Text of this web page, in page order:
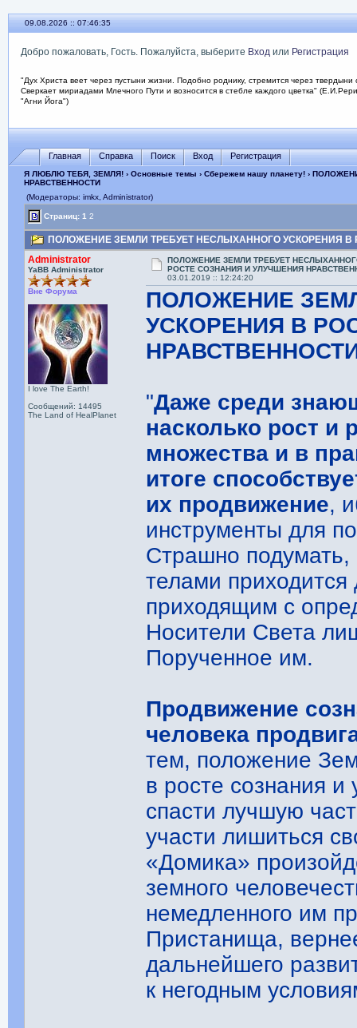
09.08.2026 :: 07:46:36
Добро пожаловать, Гость. Пожалуйста, выберите Входили Регистрация
"Дух Христа веет через пустыни жизни. Подобно роднику, стремится через твердыни
Сверкает мириадами Млечного Пути и возносится в стебле каждого цветка"
"Агни Йога")
Главная Справка Поиск Вход Регистрация
Я ЛЮБЛЮ ТЕБЯ, ЗЕМЛЯ!› Основные темы › Сбережем нашу планету!›
НРАВСТВЕННОСТИ
(Модераторы: imkx, Administrator)
Страниц:1 2
ПОЛОЖЕНИЕ ЗЕМЛИ ТРЕБУЕТ НЕСЛЫХАННОГО УСКОРЕНИЯ В
Administrator
YaBB Administrator
Вне Форума
I love The Earth!
Сообщений: 14495
The Land of HealPlanet
ПОЛОЖЕНИЕ ЗЕМЛИ ТРЕБУЕТ
РОСТЕ СОЗНАНИЯ И УЛУЧШЕНИЯ
03.01.2019 :: 12:24:20
ПОЛОЖЕНИЕ
УСКОРЕНИЯ В
"Даже среди
насколько рост и
множества и в
итоге
их продвижение,
инструменты для
Страшно
телами
приходящим с
Носители Света
Порученное им.
Продвижение
человека
тем, положение
в росте сознания
спасти лучшую
участи лишиться
«Домика»
земного
немедленного им
Пристанища,
дальнейшего
к негодным